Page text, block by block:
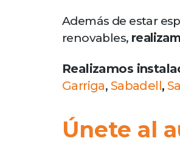
Además de estar
renovables,
Realizamos
Garriga, Sabadell ,
Únete al